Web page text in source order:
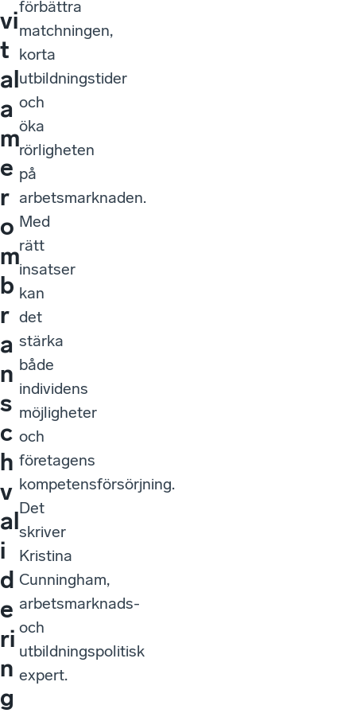
vi
t
al
a
m
e
r
o
m
b
r
a
n
s
c
h
v
al
i
d
e
ri
n
g
förbättra
matchningen,
korta
utbildningstider
och
öka
rörligheten
på
arbetsmarknaden.
Med
rätt
insatser
kan
det
stärka
både
individens
möjligheter
och
företagens
kompetensförsörjning.
Det
skriver
Kristina
Cunningham,
arbetsmarknads-
och
utbildningspolitisk
expert.